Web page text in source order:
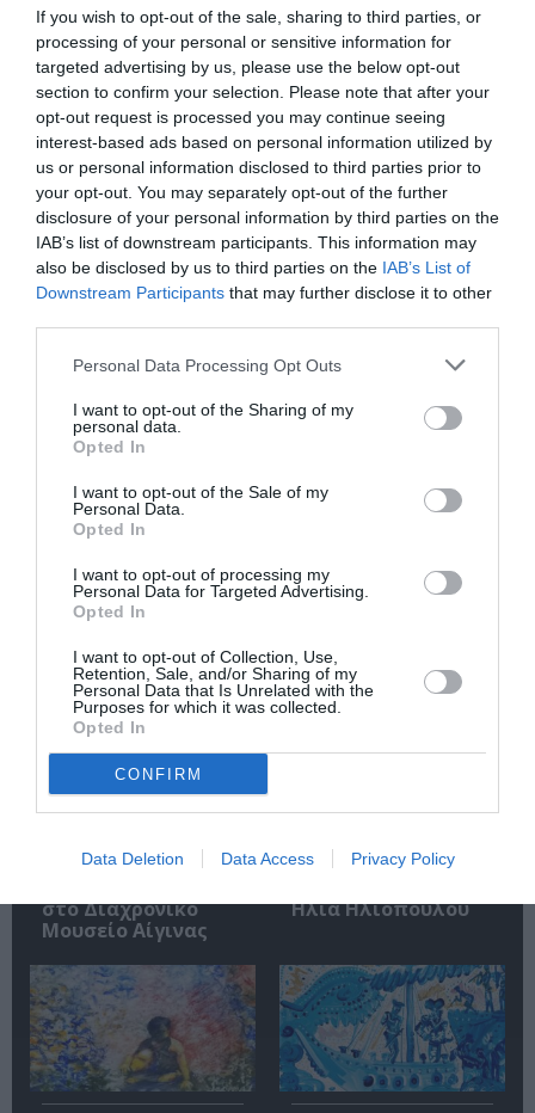
If you wish to opt-out of the sale, sharing to third parties, or
processing of your personal or sensitive information for
targeted advertising by us, please use the below opt-out
section to confirm your selection. Please note that after your
opt-out request is processed you may continue seeing
interest-based ads based on personal information utilized by
us or personal information disclosed to third parties prior to
your opt-out. You may separately opt-out of the further
disclosure of your personal information by third parties on the
IAB’s list of downstream participants. This information may
also be disclosed by us to third parties on the IAB’s List of
Downstream Participants that may further disclose it to other
Personal Data Processing Opt Outs
I want to opt-out of the Sharing of my
personal data.
Opted In
I want to opt-out of the Sale of my
Personal Data.
Opted In
I want to opt-out of processing my
Personal Data for Targeted Advertising.
Opted In
I want to opt-out of Collection, Use,
Retention, Sale, and/or Sharing of my
Personal Data that Is Unrelated with the
Purposes for which it was collected.
Opted In
CONFIRM
Data Deletion Data Access Privacy Policy
Νέοι Διαγωνισμοί❯
Tags
STREET ART - GRAFFITI
ΠΡΟΣΚΛΗΣΕΙΣ ΕΝΔΙΑΦΕΡΟΝΤΟΣ
ΤΖΙΜ ΜΟΡΙΣΟΝ
ΦΙΟΝΤΟΡ ΝΤΟΣΤΟΓΙΕΦΣΚΙ
Newsletter
Κάθε βδομάδα στο e-mail σας τα τελευταία νέα για
την Τέχνη και τον Πολιτισμό!
Σχετικά Άρθρα
«Απομακρυσμένα
Βουνά και Ποτάμια:
Πατρίδα»:
στο Διαχρονικό
Μουσείο Αίγινας
τον φακό του
Νικόλαου Τομπάζη:
Έκθεση στο
Ηλία Ηλιόπουλου